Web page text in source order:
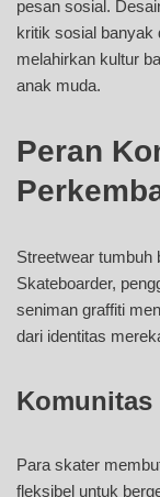
pesan sosial.
kritik sosial banyak
melahirkan kultur
anak muda.
Peran
Streetwear tumbuh
Skateboarder,
seniman graffiti
dari identitas
Komunitas
Para skater
fleksibel untuk